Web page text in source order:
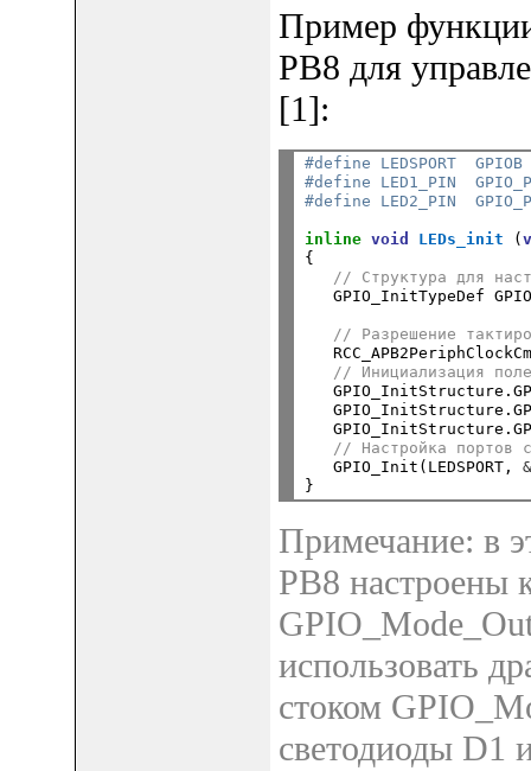
Пример
PB8 для
[1]:
#define LEDSPORT  GPIOB
#define LED1_PIN
#define LED2_PIN
inline void LEDs_init (
{
// Структура для
GPIO_InitTypeDef
// Разрешение
// Инициализация
// Настройка портов
   GPIO_Init(LEDSPORT,
&
Примечание: в
PB8 настроены
использовать
стоком
светодиоды D1